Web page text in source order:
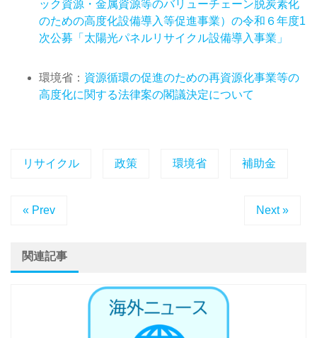
ック資源・金属資源等のバリューチェーン脱炭素化
のための高度化設備導入等促進事業）の令和６年度1
次公募「太陽光パネルリサイクル設備導入事業」
環境省： 資源循環の促進のための再資源化事業等の
高度化に関する法律案の閣議決定について
リサイクル 政策 環境省 補助金
« Prev Next »
関連記事